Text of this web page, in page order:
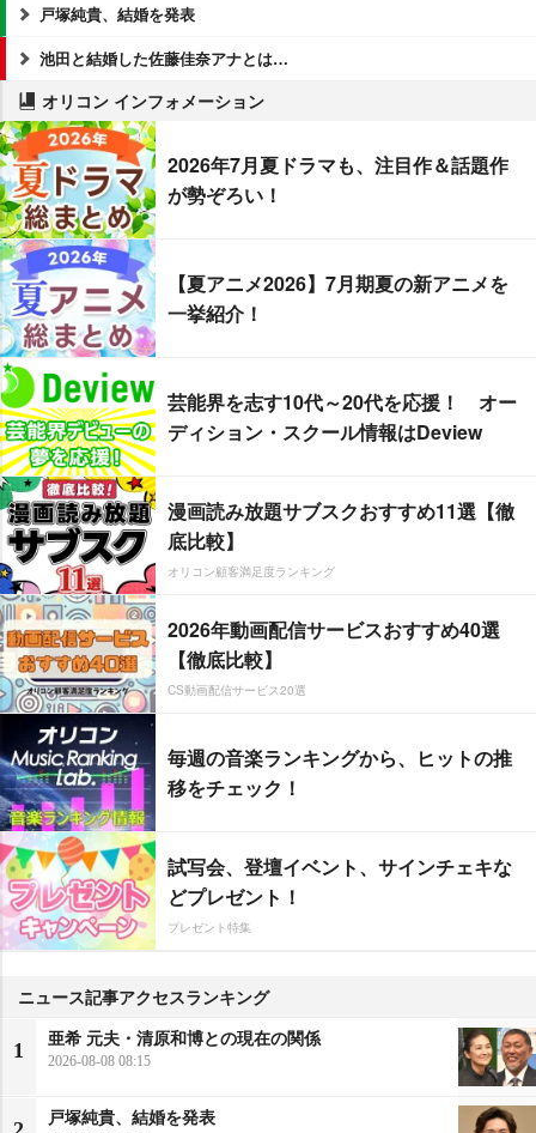
戸塚純貴、結婚を発表
池田と結婚した佐藤佳奈アナとは…
オリコン インフォメーション
2026年7月夏ドラマも、注目作＆話題作
が勢ぞろい！
【夏アニメ2026】7月期夏の新アニメを
一挙紹介！
芸能界を志す10代～20代を応援！ オー
ディション・スクール情報はDeview
漫画読み放題サブスクおすすめ11選【徹
底比較】
オリコン顧客満足度ランキング
2026年動画配信サービスおすすめ40選
【徹底比較】
CS動画配信サービス20選
毎週の音楽ランキングから、ヒットの推
移をチェック！
試写会、登壇イベント、サインチェキな
どプレゼント！
プレゼント特集
ニュース記事アクセスランキング
1
亜希 元夫・清原和博との現在の関係
2026-08-08 08:15
戸塚純貴、結婚を発表